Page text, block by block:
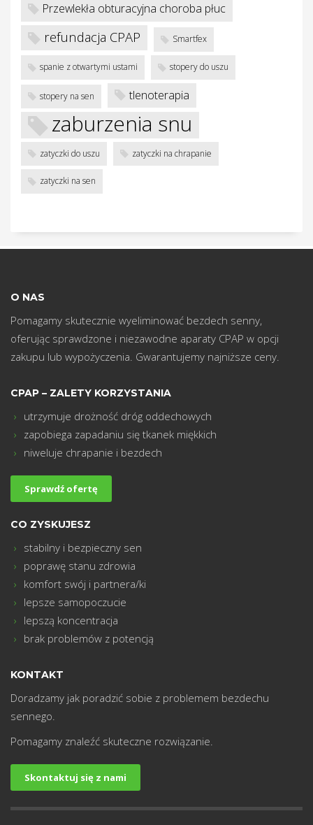
Przewlekła obturacyjna choroba płuc
refundacja CPAP Smartfex
spanie z otwartymi ustami stopery do uszu
stopery na sen tlenoterapia
zaburzenia snu
zatyczki do uszu zatyczki na chrapanie
zatyczki na sen
O NAS
Pomagamy skutecznie wyeliminować bezdech senny,
oferując sprawdzone i niezawodne aparaty CPAP w opcji
zakupu lub wypożyczenia. Gwarantujemy najniższe ceny.
CPAP – ZALETY KORZYSTANIA
utrzymuje drożność dróg oddechowych
zapobiega zapadaniu się tkanek miękkich
niweluje chrapanie i bezdech
Sprawdź ofertę
CO ZYSKUJESZ
stabilny i bezpieczny sen
poprawę stanu zdrowia
komfort swój i partnera/ki
lepsze samopoczucie
lepszą koncentracja
brak problemów z potencją
KONTAKT
Doradzamy jak poradzić sobie z problemem bezdechu
sennego.
Pomagamy znaleźć skuteczne rozwiązanie.
Skontaktuj się z nami